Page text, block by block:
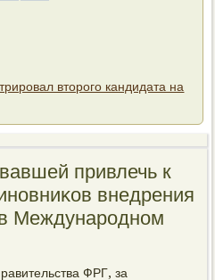
второго кандидата на
привлечь к
внедрения
Международном
ФРГ, за